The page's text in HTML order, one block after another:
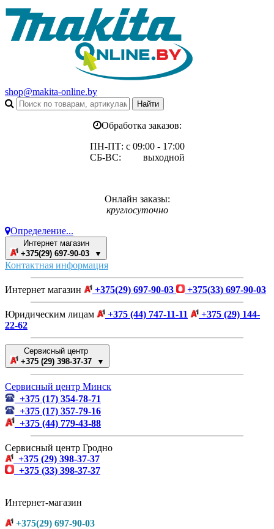
shop@makita-online.by
Обработка заказов:
ПН-ПТ: с 09:00 - 17:00
СБ-ВС: выходной
Онлайн заказы:
круглосуточно
Определение...
Интернет магазин
+375(29) 697-90-03 ▼
Контактная информация
Интернет магазин +375(29) 697-90-03 +375(33) 697-90-03
Юридическим лицам +375 (44) 747-11-11
+375 (29) 144-
22-62
Сервисный центр
+375 (29) 398-37-37 ▼
Сервисный центр Минск
+375 (17) 354-78-71
+375 (17) 357-79-16
+375 (44) 779-43-88
Сервисный центр Гродно
+375 (29) 398-37-37
+375 (33) 398-37-37
Интернет-магазин
+375(29) 697-90-03